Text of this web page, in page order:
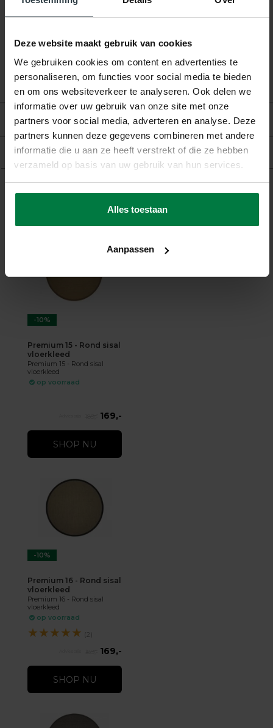
Deze website maakt gebruik van cookies
We gebruiken cookies om content en advertenties te
personaliseren, om functies voor social media te bieden
en om ons websiteverkeer te analyseren. Ook delen we
informatie over uw gebruik van onze site met onze
partners voor social media, adverteren en analyse. Deze
partners kunnen deze gegevens combineren met andere
informatie die u aan ze heeft verstrekt of die ze hebben
verzameld op basis van uw gebruik van hun services.
Alles toestaan
Aanpassen
Beoordelingen
Product
Gerelateerde producten
-10%
Premium 15 - Rond sisal
vloerkleed
Premium 15 - Rond sisal
vloerkleed
op voorraad
169,-
SHOP NU
-10%
Premium 16 - Rond sisal
vloerkleed
Premium 16 - Rond sisal
vloerkleed
op voorraad
★★★★★ (2)
169,-
SHOP NU